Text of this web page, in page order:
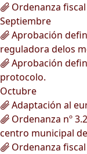
Ordenanza
Septiembre
Aprobación
reguladora delos
Aprobación
protocolo.
Octubre
Adaptación al
Ordenanza nº
centro municipal
Ordenanza